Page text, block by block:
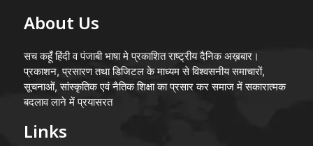
About Us
सच कहूँ हिंदी व पंजाबी भाषा मे प्रकाशित राष्ट्रीय दैनिक अख़बार।
प्रकाशन, प्रसारण तथा डिजिटल के माध्यम से विश्वसनीय समाचारों,
सूचनाओं, सांस्कृतिक एवं नैतिक शिक्षा का प्रसार कर समाज में सकारात्मक
बदलाव लाने में प्रयासरत
Links